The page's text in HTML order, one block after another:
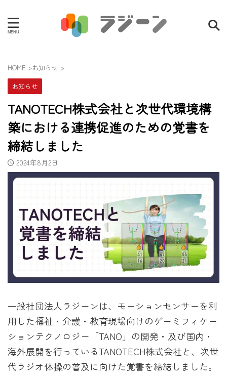
HOME >お知らせ >
お知らせ
TANOTECH株式会社と次世代環境構
築における連携促進のための覚書を
締結しました
2024年8月2日
一般社団法人ラジーンは、モーションセンサーを利
用した福祉・介護・教育現場向けのゲーミフィケー
ションテクノロジー「TANO」の開発・及び国内・
海外展開を行っているTANOTECH株式会社と、次世
代ラジオ体操の普及に向けた覚書を締結しました。